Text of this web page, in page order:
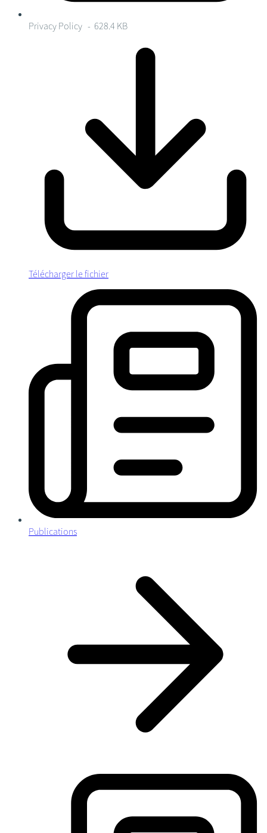
Privacy Policy - 628.4 KB
Télécharger le fichier
Publications